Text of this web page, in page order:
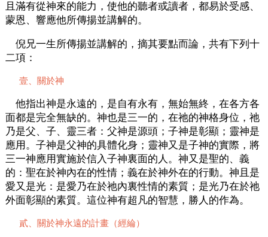
且滿有從神來的能力，使他的聽者或讀者，都易於受感、
蒙恩、響應他所傳揚並講解的。
倪兄一生所傳揚並講解的，摘其要點而論，共有下列十
二項：
壹、關於神
他指出神是永遠的，是自有永有，無始無終，在各方各
面都是完全無缺的。神也是三一的，在祂的神格身位，祂
乃是父、子、靈三者：父神是源頭；子神是彰顯；靈神是
應用。子神是父神的具體化身；靈神又是子神的實際，將
三一神應用實施於信入子神裏面的人。神又是聖的、義
的：聖在於神內在的性情；義在於神外在的行動。神且是
愛又是光：是愛乃在於祂內裏性情的素質；是光乃在於祂
外面彰顯的素質。這位神有超凡的智慧，勝人的作為。
貳、關於神永遠的計畫（經綸）